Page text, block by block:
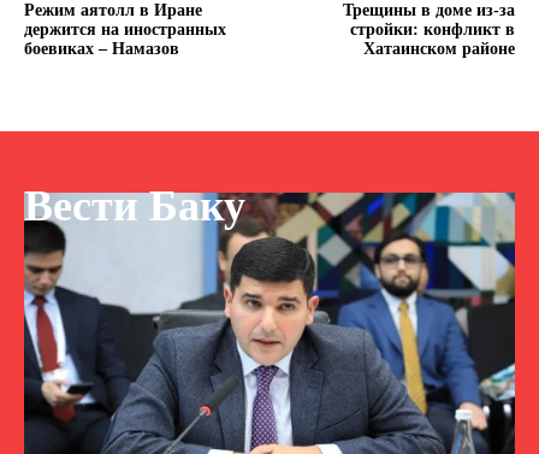
Режим аятолл в Иране
держится на иностранных
боевиках – Намазов
Трещины в доме из-за
стройки: конфликт в
Хатаинском районе
Вести Баку